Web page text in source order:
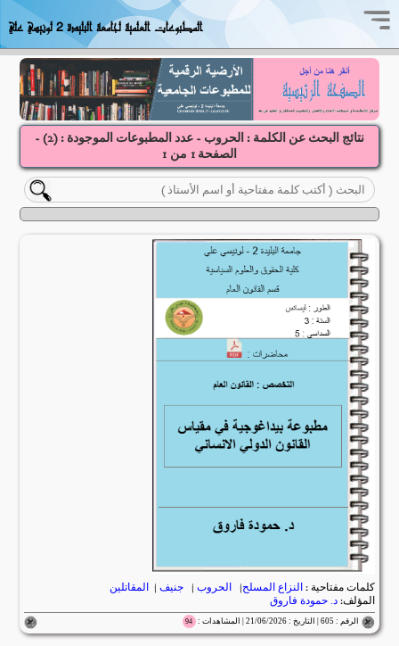
المطبوعات العلمية لجامعة البليدة 2 لونيسي علي
نتائج البحث عن الكلمة : الحروب - عدد المطبوعات الموجودة : (2
) -
الصفحة 1 من 1
كلمات مفتاحية : النزاع المسلح| الحروب | جنيف | المقاتلين
المؤلف:د. حمودة فاروق
الرقم : 605 | التاريخ : 21/06/2026 | المشاهدات : 94